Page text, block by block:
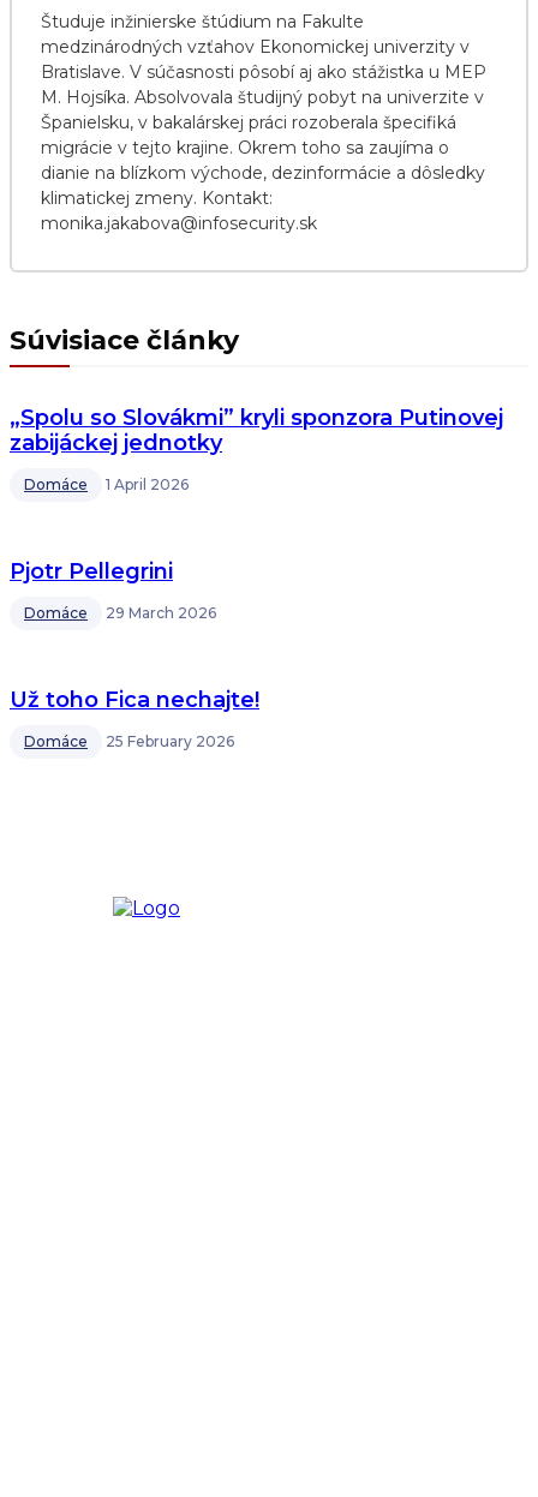
Študuje inžinierske štúdium na Fakulte
medzinárodných vzťahov Ekonomickej univerzity v
Bratislave. V súčasnosti pôsobí aj ako stážistka u MEP
M. Hojsíka. Absolvovala študijný pobyt na univerzite v
Španielsku, v bakalárskej práci rozoberala špecifiká
migrácie v tejto krajine. Okrem toho sa zaujíma o
dianie na blízkom východe, dezinformácie a dôsledky
klimatickej zmeny. Kontakt:
monika.jakabova@infosecurity.sk
Súvisiace články
„Spolu so Slovákmi” kryli sponzora Putinovej
zabijáckej jednotky
Domáce 1 April 2026
Pjotr Pellegrini
Domáce 29 March 2026
Už toho Fica nechajte!
Domáce 25 February 2026